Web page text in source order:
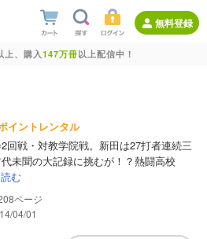
無料登録
上、購入147万冊以上配信中！
イントレンタル
回戦・対教学院戦。新田は27打者連続三
未聞の大記録に挑むが！？熱闘高校
む
04/01